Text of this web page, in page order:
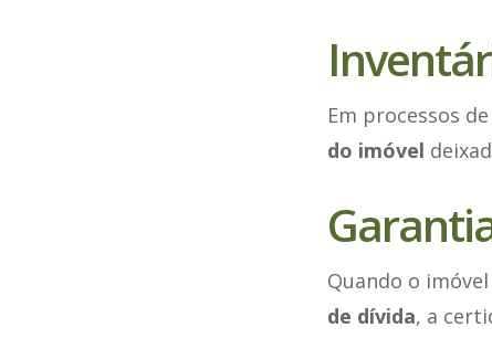
Em processos
do imóvel
Quando o
de dívida, a